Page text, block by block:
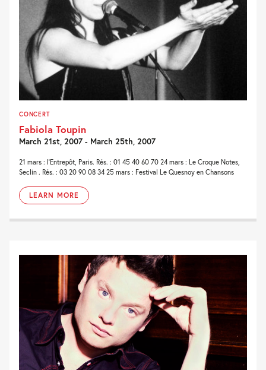
CONCERT
Fabiola Toupin
March 21st, 2007 - March 25th, 2007
21 mars : l'Entrepôt, Paris. Rés. : 01 45 40 60 70 24 mars : Le Croque Notes,
Seclin . Rés. : 03 20 90 08 34 25 mars : Festival Le Quesnoy en Chansons
LEARN MORE